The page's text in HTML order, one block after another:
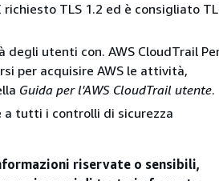
richiesto TLS 1.2 ed è consigliato
utenti con. AWS CloudTrail
per acquisire AWS le attività,
Guida per l'AWS CloudTrail utente.
a tutti i controlli di sicurezza
riservate o sensibili,